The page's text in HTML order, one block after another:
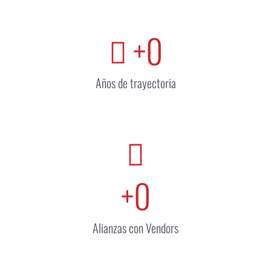
+0
Años de trayectoria
+0
Alianzas con Vendors